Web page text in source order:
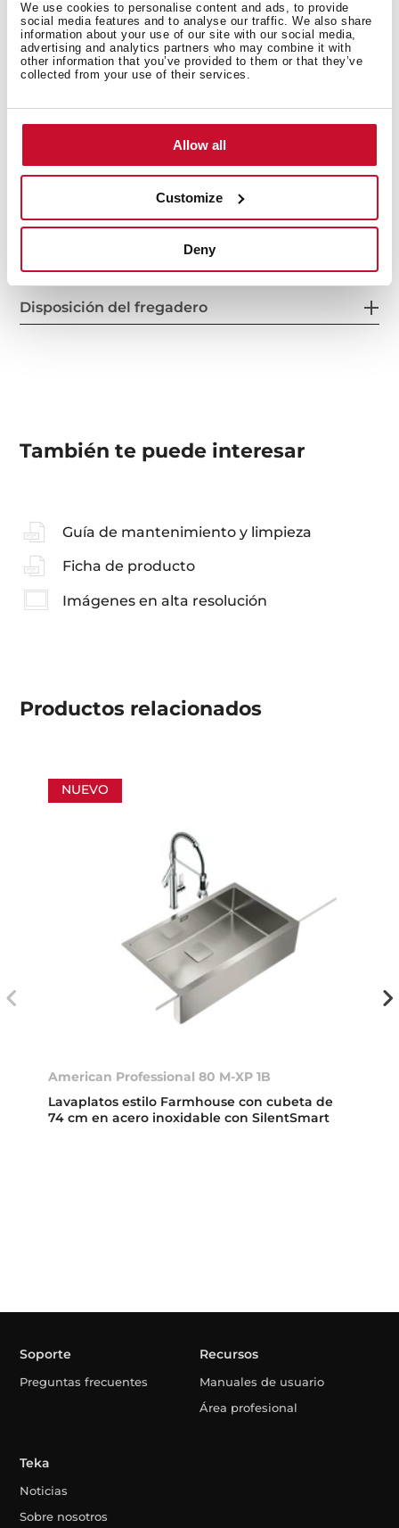
We use cookies to personalise content and ads, to provide
social media features and to analyse our traffic. We also share
information about your use of our site with our social media,
advertising and analytics partners who may combine it with
other information that you’ve provided to them or that they’ve
collected from your use of their services.
Allow all
Customize
Deny
Disposición del fregadero
También te puede interesar
Guía de mantenimiento y limpieza
Ficha de producto
Imágenes en alta resolución
Productos relacionados
NUEVO
American Professional 80 M-XP 1B
Lavaplatos estilo Farmhouse con cubeta de
74 cm en acero inoxidable con SilentSmart
Soporte
Preguntas frecuentes
Recursos
Manuales de usuario
Área profesional
Teka
Noticias
Sobre nosotros